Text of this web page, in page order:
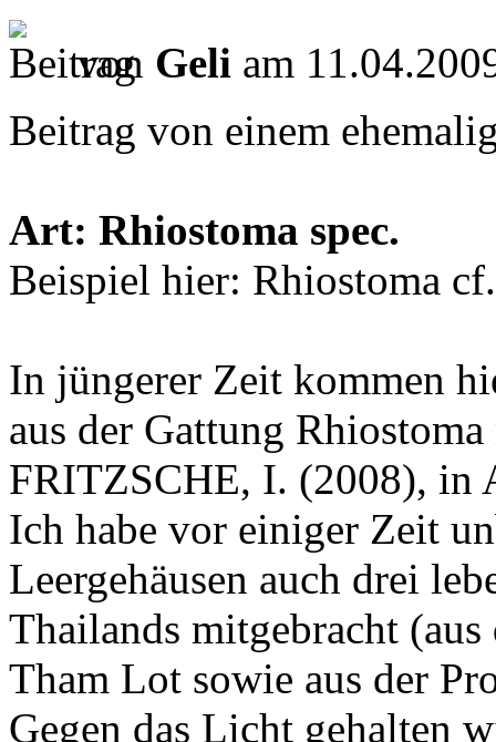
von Geli am
Beitrag von einem
Art: Rhiostoma spec.
Beispiel hier: Rhiostoma
In jüngerer Zeit kommen
aus der Gattung
FRITZSCHE, I. (2008), in
Ich habe vor einiger Zeit
Leergehäusen auch drei
Thailands mitgebracht
Tham Lot sowie aus der
Gegen das Licht gehalten